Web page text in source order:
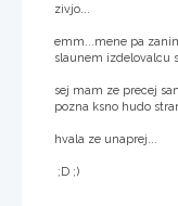
zivjo...
emm...mene pa
slaunem izdelovalcu
sej mam ze precej
pozna ksno hudo
hvala ze unaprej...
;D ;)